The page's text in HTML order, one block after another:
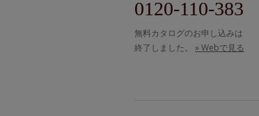
0120-110-383
無料カタログのお申し込みは
終了しました。 » Webで見る